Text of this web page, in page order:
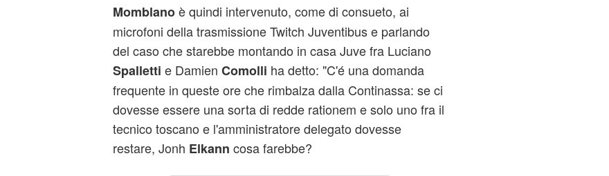
Momblanoè quindi intervenuto, come di consueto, ai
microfoni della trasmissione Twitch Juventibus e parlando
del caso che starebbe montando in casa Juve fra Luciano
Spalletti e Damien Comolli ha detto: "C'é una domanda
frequente in queste ore che rimbalza dalla Continassa: se ci
dovesse essere una sorta di redde rationem e solo uno fra il
tecnico toscano e l'amministratore delegato dovesse
restare, Jonh Elkann cosa farebbe?